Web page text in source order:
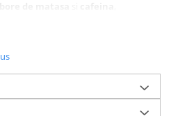
lasand privirea mai
o cantitate mica de crema pe
masati delicat pana la absorbtie
impreuna cu: